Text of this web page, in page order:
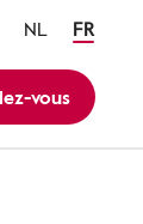
NL FR
vous